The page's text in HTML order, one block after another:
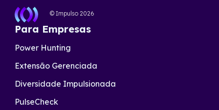
© Impulso 2026
Para Empresas
Power Hunting
Extensão Gerenciada
Diversidade Impulsionada
PulseCheck